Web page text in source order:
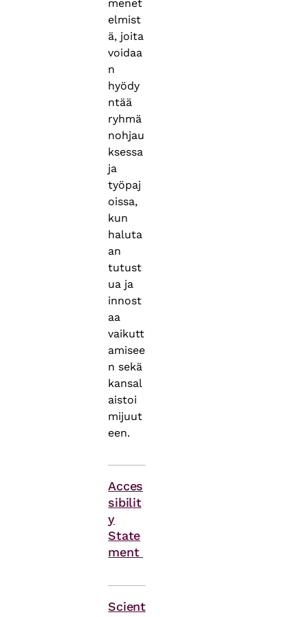
menet
elmist
ä, joita
voidaa
n
hyödy
ntää
ryhmä
nohjau
ksessa
ja
työpaj
oissa,
kun
haluta
an
tutust
ua ja
innost
aa
vaikutt
amisee
n sekä
kansal
aistoi
mijuut
een.
Acces
sibilit
y
State
ment
Scient